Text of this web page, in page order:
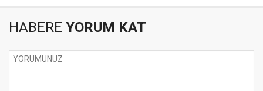
HABERE YORUM KAT